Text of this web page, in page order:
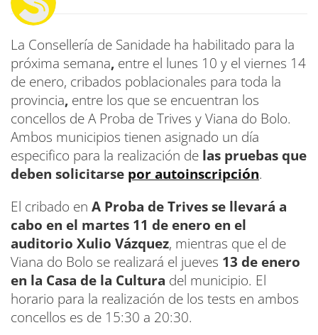
La Consellería de Sanidade ha habilitado para la
próxima semana, entre el lunes 10 y el viernes 14
de enero, cribados poblacionales para toda la
provincia, entre los que se encuentran los
concellos de A Proba de Trives y Viana do Bolo.
Ambos municipios tienen asignado un día
especifico para la realización de las pruebas que
deben solicitarse por autoinscripción.
El cribado en A Proba de Trives se llevará a
cabo en el martes 11 de enero en el
auditorio Xulio Vázquez, mientras que el de
Viana do Bolo se realizará el jueves 13 de enero
en la Casa de la Cultura del municipio. El
horario para la realización de los tests en ambos
concellos es de 15:30 a 20:30.